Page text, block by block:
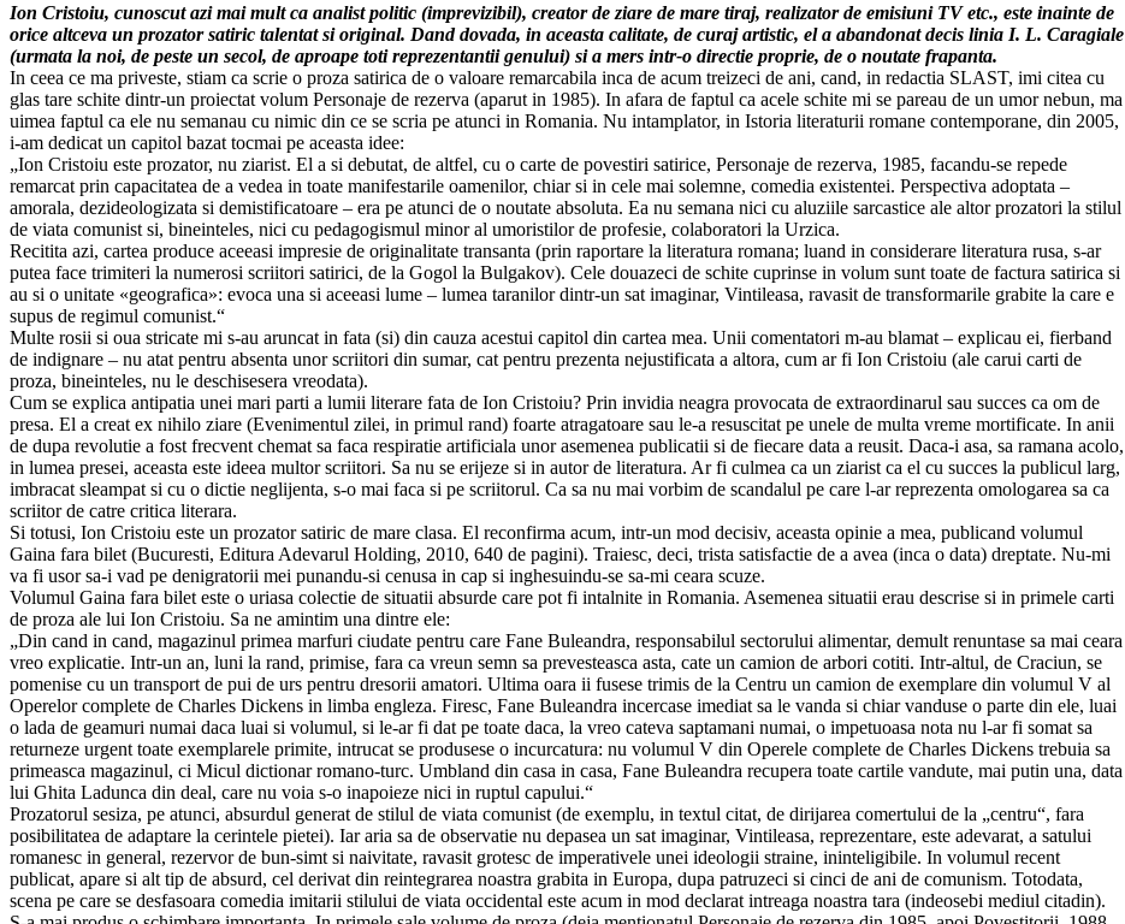
Ion Cristoiu, cunoscut azi mai mult ca analist politic (imprevizibil), creator de ziare de mare tiraj, realizator de emisiuni TV etc., este inainte de
orice altceva un prozator satiric talentat si original. Dand dovada, in aceasta calitate, de curaj artistic, el a abandonat decis linia I. L. Caragiale
(urmata la noi, de peste un secol, de aproape toti reprezentantii genului) si a mers intr-o directie proprie, de o noutate frapanta.
In ceea ce ma priveste, stiam ca scrie o proza satirica de o valoare remarcabila inca de acum treizeci de ani, cand, in redactia SLAST, imi citea cu
glas tare schite dintr-un proiectat volum Personaje de rezerva (aparut in 1985). In afara de faptul ca acele schite mi se pareau de un umor nebun, ma
uimea faptul ca ele nu semanau cu nimic din ce se scria pe atunci in Romania. Nu intamplator, in Istoria literaturii romane contemporane, din 2005,
i-am dedicat un capitol bazat tocmai pe aceasta idee:
„Ion Cristoiu este prozator, nu ziarist. El a si debutat, de altfel, cu o carte de povestiri satirice, Personaje de rezerva, 1985, facandu-se repede
remarcat prin capacitatea de a vedea in toate manifestarile oamenilor, chiar si in cele mai solemne, comedia existentei. Perspectiva adoptata –
amorala, dezideologizata si demistificatoare – era pe atunci de o noutate absoluta. Ea nu semana nici cu aluziile sarcastice ale altor prozatori la stilul
de viata comunist si, bineinteles, nici cu pedagogismul minor al umoristilor de profesie, colaboratori la Urzica.
Recitita azi, cartea produce aceeasi impresie de originalitate transanta (prin raportare la literatura romana; luand in considerare literatura rusa, s-ar
putea face trimiteri la numerosi scriitori satirici, de la Gogol la Bulgakov). Cele douazeci de schite cuprinse in volum sunt toate de factura satirica si
au si o unitate «geografica»: evoca una si aceeasi lume – lumea taranilor dintr-un sat imaginar, Vintileasa, ravasit de transformarile grabite la care e
supus de regimul comunist.“
Multe rosii si oua stricate mi s-au aruncat in fata (si) din cauza acestui capitol din cartea mea. Unii comentatori m-au blamat – explicau ei, fierband
de indignare – nu atat pentru absenta unor scriitori din sumar, cat pentru prezenta nejustificata a altora, cum ar fi Ion Cristoiu (ale carui carti de
proza, bineinteles, nu le deschisesera vreodata).
Cum se explica antipatia unei mari parti a lumii literare fata de Ion Cristoiu? Prin invidia neagra provocata de extraordinarul sau succes ca om de
presa. El a creat ex nihilo ziare (Evenimentul zilei, in primul rand) foarte atragatoare sau le-a resuscitat pe unele de multa vreme mortificate. In anii
de dupa revolutie a fost frecvent chemat sa faca respiratie artificiala unor asemenea publicatii si de fiecare data a reusit. Daca-i asa, sa ramana acolo,
in lumea presei, aceasta este ideea multor scriitori. Sa nu se erijeze si in autor de literatura. Ar fi culmea ca un ziarist ca el cu succes la publicul larg,
imbracat sleampat si cu o dictie neglijenta, s-o mai faca si pe scriitorul. Ca sa nu mai vorbim de scandalul pe care l-ar reprezenta omologarea sa ca
scriitor de catre critica literara.
Si totusi, Ion Cristoiu este un prozator satiric de mare clasa. El reconfirma acum, intr-un mod decisiv, aceasta opinie a mea, publicand volumul
Gaina fara bilet (Bucuresti, Editura Adevarul Holding, 2010, 640 de pagini). Traiesc, deci, trista satisfactie de a avea (inca o data) dreptate. Nu-mi
va fi usor sa-i vad pe denigratorii mei punandu-si cenusa in cap si inghesuindu-se sa-mi ceara scuze.
Volumul Gaina fara bilet este o uriasa colectie de situatii absurde care pot fi intalnite in Romania. Asemenea situatii erau descrise si in primele carti
de proza ale lui Ion Cristoiu. Sa ne amintim una dintre ele:
„Din cand in cand, magazinul primea marfuri ciudate pentru care Fane Buleandra, responsabilul sectorului alimentar, demult renuntase sa mai ceara
vreo explicatie. Intr-un an, luni la rand, primise, fara ca vreun semn sa prevesteasca asta, cate un camion de arbori cotiti. Intr-altul, de Craciun, se
pomenise cu un transport de pui de urs pentru dresorii amatori. Ultima oara ii fusese trimis de la Centru un camion de exemplare din volumul V al
Operelor complete de Charles Dickens in limba engleza. Firesc, Fane Buleandra incercase imediat sa le vanda si chiar vanduse o parte din ele, luai
o lada de geamuri numai daca luai si volumul, si le-ar fi dat pe toate daca, la vreo cateva saptamani numai, o impetuoasa nota nu l-ar fi somat sa
returneze urgent toate exemplarele primite, intrucat se produsese o incurcatura: nu volumul V din Operele complete de Charles Dickens trebuia sa
primeasca magazinul, ci Micul dictionar romano-turc. Umbland din casa in casa, Fane Buleandra recupera toate cartile vandute, mai putin una, data
lui Ghita Ladunca din deal, care nu voia s-o inapoieze nici in ruptul capului.“
Prozatorul sesiza, pe atunci, absurdul generat de stilul de viata comunist (de exemplu, in textul citat, de dirijarea comertului de la „centru“, fara
posibilitatea de adaptare la cerintele pietei). Iar aria sa de observatie nu depasea un sat imaginar, Vintileasa, reprezentare, este adevarat, a satului
romanesc in general, rezervor de bun-simt si naivitate, ravasit grotesc de imperativele unei ideologii straine, ininteligibile. In volumul recent
publicat, apare si alt tip de absurd, cel derivat din reintegrarea noastra grabita in Europa, dupa patruzeci si cinci de ani de comunism. Totodata,
scena pe care se desfasoara comedia imitarii stilului de viata occidental este acum in mod declarat intreaga noastra tara (indeosebi mediul citadin).